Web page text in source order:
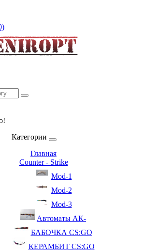
Категории
Главная
Counter - Strike
Mod-1
Mod-2
Mod-3
Автоматы АК-
БАБОЧКА CS:GO
КЕРАМБИТ CS:GO